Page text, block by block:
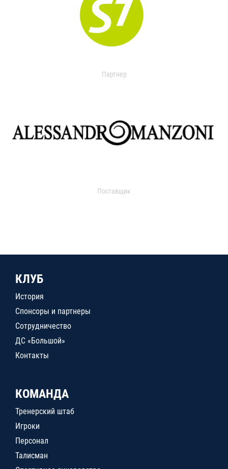
Партнер
Поставщик
КЛУБ
История
Спонсоры и партнеры
Сотрудничество
ДС «Большой»
Контакты
КОМАНДА
Тренерский штаб
Игроки
Персонал
Талисман